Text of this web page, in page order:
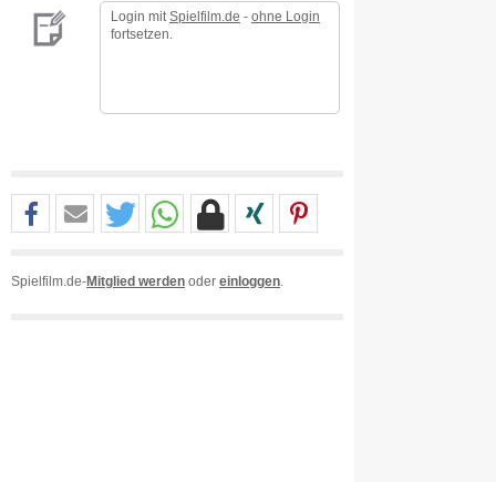
Login mit Spielfilm.de - ohne Login
fortsetzen.
Spielfilm.de-Mitglied werden oder einloggen